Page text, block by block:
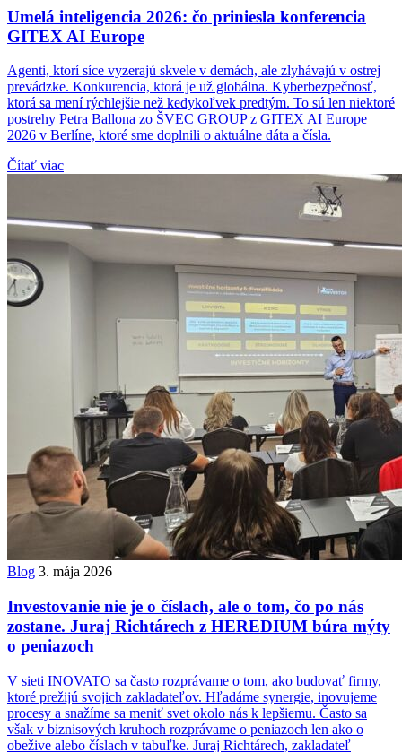
Umelá inteligencia 2026: čo priniesla konferencia
GITEX AI Europe
Agenti, ktorí síce vyzerajú skvele v demách, ale zlyhávajú v ostrej
prevádzke. Konkurencia, ktorá je už globálna. Kyberbezpečnosť,
ktorá sa mení rýchlejšie než kedykoľvek predtým. To sú len niektoré
postrehy Petra Ballona zo ŠVEC GROUP z GITEX AI Europe
2026 v Berlíne, ktoré sme doplnili o aktuálne dáta a čísla.
Čítať viac
Blog 3. mája 2026
Investovanie nie je o číslach, ale o tom, čo po nás
zostane. Juraj Richtárech z HEREDIUM búra mýty
o peniazoch
V sieti INOVATO sa často rozprávame o tom, ako budovať firmy,
ktoré prežijú svojich zakladateľov. Hľadáme synergie, inovujeme
procesy a snažíme sa meniť svet okolo nás k lepšiemu. Často sa
však v biznisových kruhoch rozprávame o peniazoch len ako o
obežive alebo číslach v tabuľke. Juraj Richtárech, zakladateľ